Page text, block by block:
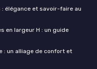
élégance et savoir-faire au
en largeur H : un guide
: un alliage de confort et